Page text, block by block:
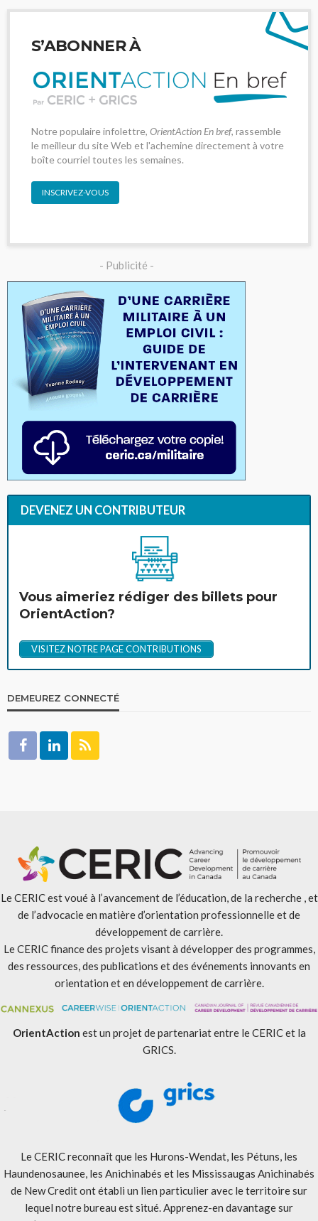
S’ABONNER À
Notre populaire infolettre, OrientAction En bref, rassemble
le meilleur du site Web et l'achemine directement à votre
boîte courriel toutes les semaines.
INSCRIVEZ-VOUS
- Publicité -
DEVENEZ UN CONTRIBUTEUR
Vous aimeriez rédiger des billets pour
OrientAction?
VISITEZ NOTRE PAGE CONTRIBUTIONS
DEMEUREZ CONNECTÉ
Le CERIC est voué à l’avancement de l’éducation, de la recherche , et
de l’advocacie en matière d’orientation professionnelle et de
développement de carrière.
Le CERIC finance des projets visant à développer des programmes,
des ressources, des publications et des événements innovants en
orientation et en développement de carrière.
OrientAction est un projet de partenariat entre le CERIC et la
GRICS.
Le CERIC reconnaît que les Hurons-Wendat, les Pétuns, les
Haundenosaunee, les Anichinabés et les Mississaugas Anichinabés
de New Credit ont établi un lien particulier avec le territoire sur
lequel notre bureau est situé. Apprenez-en davantage sur